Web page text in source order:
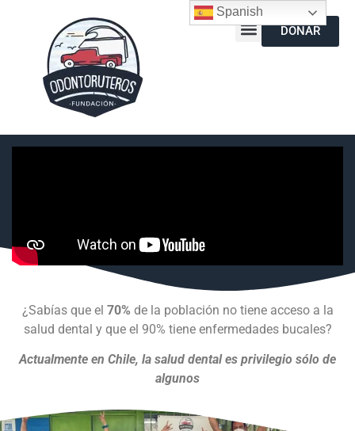
DONAR
¿Sabías que el 70% de la población no tiene acceso a la
salud dental y que el 90% tiene enfermedades bucales?
Actualmente en Chile, la salud dental es privilegio sólo de
algunos
Spanish